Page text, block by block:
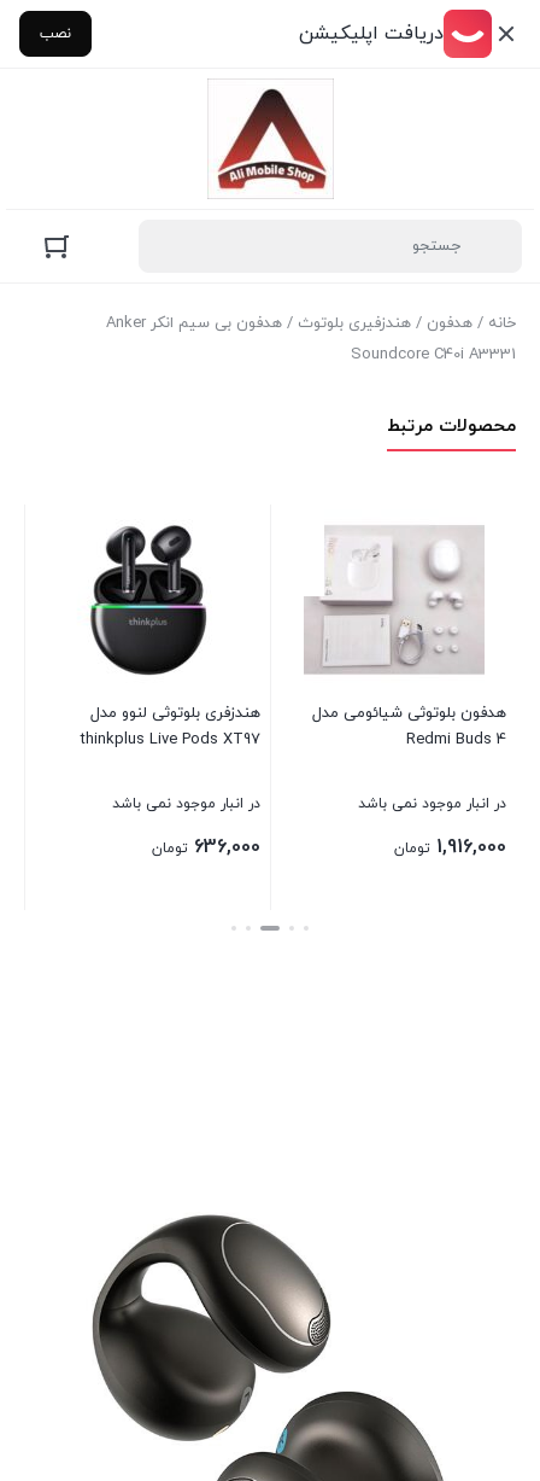
دریافت اپلیکیشن نصب
خانه / هدفون / هندزفیری بلوتوث
/ هدفون بی سیم انکر Anker
Soundcore C40i A3331
محصولات مرتبط
هدفون بلوتوثی شیائومی مدل
Redmi Buds 4
در انبار موجود نمی باشد
1,916,000 تومان
هندزفری بلوتوثی لنوو مدل
thinkplus Live Pods XT97
در انبار موجود نمی باشد
636,000 تومان
بستن